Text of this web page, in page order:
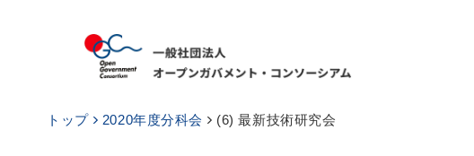
トップ 2020年度分科会 (6) 最新技術研究会